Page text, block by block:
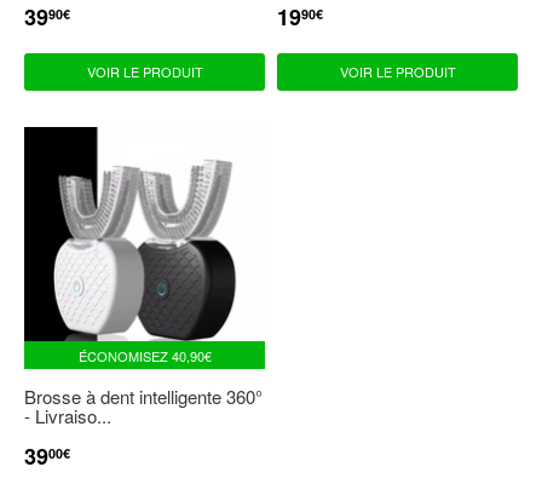
PRIX
3990€
VOIR LE PRODUIT
PRIX
1990€
VOIR LE PRODUIT
ÉCONOMISEZ40,90€
Brosse à dent intelligente 360°
- Livraiso...
PRIX
3900€